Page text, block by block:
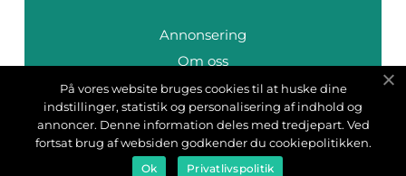
Annonsering
Om oss
Cookies
Kontakta oss
Sitemap
På vores website bruges cookies til at huske dine
indstillinger, statistik og personalisering af indhold og
annoncer. Denne information deles med tredjepart. Ved
fortsat brug af websiden godkender du cookiepolitikken.
Ok Privatlivspolitik